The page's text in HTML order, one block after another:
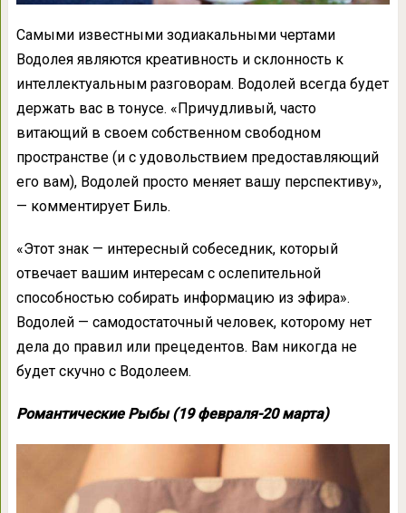
Самыми известными зодиакальными чертами
Водолея являются креативность и склонность к
интеллектуальным разговорам. Водолей всегда будет
держать вас в тонусе. «Причудливый, часто
витающий в своем собственном свободном
пространстве (и с удовольствием предоставляющий
его вам), Водолей просто меняет вашу перспективу»,
— комментирует Биль.
«Этот знак — интересный собеседник, который
отвечает вашим интересам с ослепительной
способностью собирать информацию из эфира».
Водолей — самодостаточный человек, которому нет
дела до правил или прецедентов. Вам никогда не
будет скучно с Водолеем.
Романтические Рыбы (19 февраля-20 марта)